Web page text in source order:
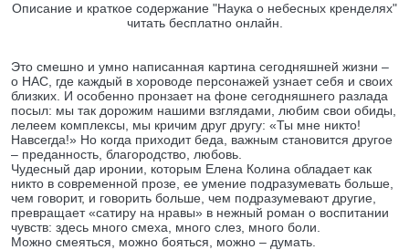
Описание и краткое содержание "Наука о небесных кренделях"
читать бесплатно онлайн.
Это смешно и умно написанная картина сегодняшней жизни –
о НАС, где каждый в хороводе персонажей узнает себя и своих
близких. И особенно пронзает на фоне сегодняшнего разлада
посыл: мы так дорожим нашими взглядами, любим свои обиды,
лелеем комплексы, мы кричим друг другу: «Ты мне никто!
Навсегда!» Но когда приходит беда, важным становится другое
– преданность, благородство, любовь.
Чудесный дар иронии, которым Елена Колина обладает как
никто в современной прозе, ее умение подразумевать больше,
чем говорит, и говорить больше, чем подразумевают другие,
превращает «сатиру на нравы» в нежный роман о воспитании
чувств: здесь много смеха, много слез, много боли.
Можно смеяться, можно бояться, можно – думать.